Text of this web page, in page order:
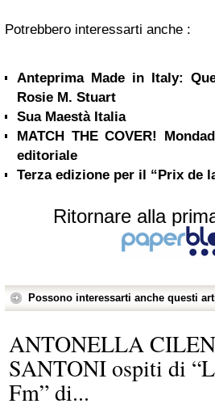
Potrebbero interessarti anche :
Anteprima Made in Italy:
Rosie M. Stuart
Sua Maestà Italia
MATCH THE COVER!
editoriale
Terza edizione per il “Prix de
Ritornare alla
Possono interessarti anche questi
ANTONELLA
SANTONI ospiti di
Fm” di...